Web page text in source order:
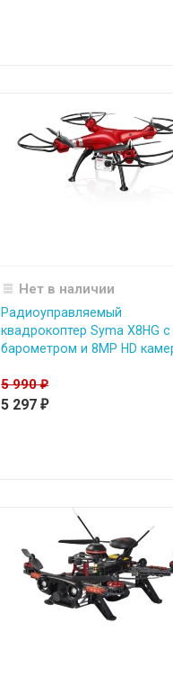
Нет в наличии
Радиоуправляемый
квадрокоптер Syma X8HG с
барометром и 8MP HD
5 990₽
5 297₽